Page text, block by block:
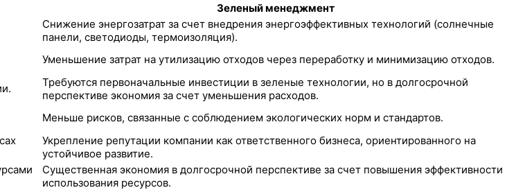
Зеленый менеджмент
Снижение энергозатрат за счет внедрения энергоэффективных технологий (солнечные
панели, светодиоды, термоизоляция).
Уменьшение затрат на утилизацию отходов через переработку и минимизацию отходов.
Требуются первоначальные инвестиции в зеленые технологии, но в долгосрочной
перспективе экономия за счет уменьшения расходов.
Меньше рисков, связанные с соблюдением экологических норм и стандартов.
Укрепление репутации компании как ответственного бизнеса, ориентированного на
устойчивое развитие.
Существенная экономия в долгосрочной перспективе за счет повышения эффективности
использования ресурсов.